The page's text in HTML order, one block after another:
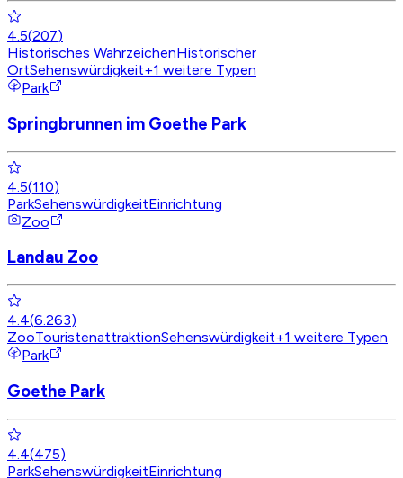
4.5(207)
Historisches WahrzeichenHistorischer
OrtSehenswürdigkeit+1 weitere Typen
Park
Springbrunnen im Goethe Park
4.5(110)
ParkSehenswürdigkeitEinrichtung
Zoo
Landau Zoo
4.4(6.263)
ZooTouristenattraktionSehenswürdigkeit+1 weitere Typen
Park
Goethe Park
4.4(475)
ParkSehenswürdigkeitEinrichtung